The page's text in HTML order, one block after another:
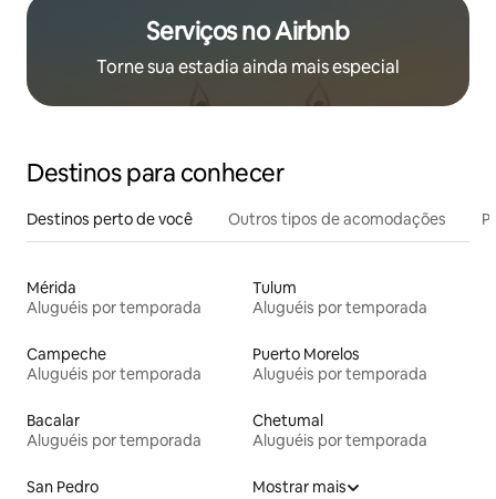
Serviços no Airbnb
Torne sua estadia ainda mais especial
Destinos para conhecer
Destinos perto de você Outros tipos de acomodações
Mérida
Aluguéis por temporada
Tulum
Aluguéis por temporada
Campeche
Aluguéis por temporada
Puerto Morelos
Aluguéis por temporada
Bacalar
Aluguéis por temporada
Chetumal
Aluguéis por temporada
San Pedro
Mostrar mais